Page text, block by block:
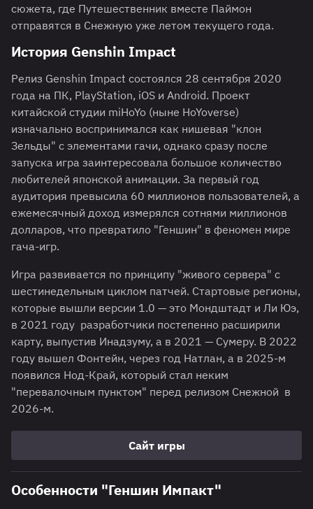
сюжета, где Путешественник вместе Паймон
отправятся в Снежную уже летом текущего года.
История Genshin Impact
Релиз Genshin Impact состоялся 28 сентября 2020
года на ПК, PlayStation, iOS и Android. Проект
китайской студии miHoYo (ныне HoYoverse)
изначально воспринимался как нишевая "клон
Зельды" с элементами гачи, однако сразу после
запуска игра заинтересовала большое количество
любителей японской анимации. За первый год
аудитория превысила 60 миллионов пользователей, а
ежемесячный доход измерялся сотнями миллионов
долларов, что превратило "Геншин" в феномен мире
гача-игр.
Игра развивается по принципу "живого сервера" с
шестинедельным циклом патчей. Стартовые регионы,
которые вышли версии 1.0 — это Мондштадт и Ли Юэ,
в 2021 году разработчики постепенно расширили
карту, выпустив Инадзуму, а в 2021 — Сумеру. В 2022
году вышел Фонтейн, через год Натлан, а в 2025-м
появился Нод-Край, который стал неким
"перевалочным пунктом" перед релизом Снежной в
2026-м.
Сайт игры
Особенности "Геншин Импакт"